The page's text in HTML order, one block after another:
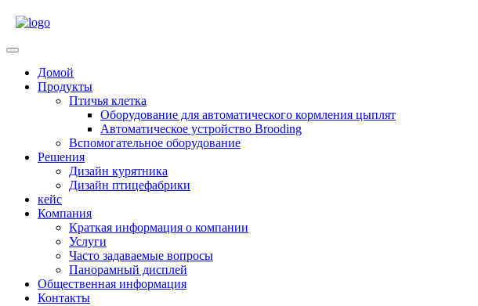
Открыть
Домой
Продукты
Птичья клетка
Оборудование для автоматического кормления цыплят
Автоматическое устройство Brooding
Вспомогательное оборудование
Решения
Дизайн курятника
Дизайн птицефабрики
кейс
Компания
Краткая информация о компании
Услуги
Часто задаваемые вопросы
Панорамный дисплей
Общественная информация
Контакты